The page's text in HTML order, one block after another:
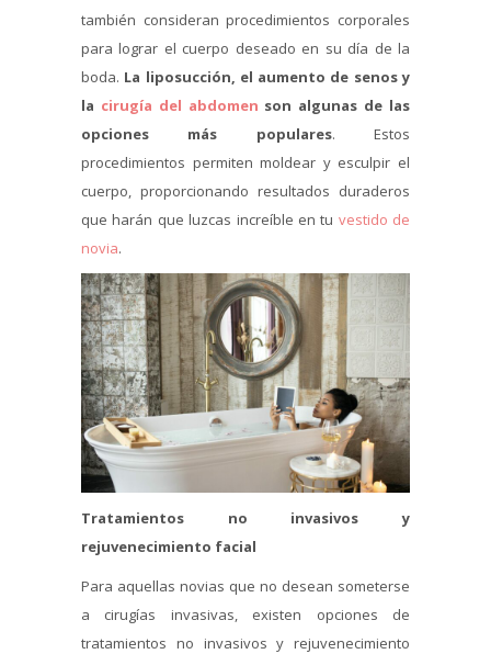
también consideran procedimientos corporales
para lograr el cuerpo deseado en su día de la
boda. La liposucción, el aumento de senos y
la cirugía del abdomen son algunas de las
opciones más populares. Estos
procedimientos permiten moldear y esculpir el
cuerpo, proporcionando resultados duraderos
que harán que luzcas increíble en tu vestido de
novia.
Tratamientos no invasivos y
rejuvenecimiento facial
Para aquellas novias que no desean someterse
a cirugías invasivas, existen opciones de
tratamientos no invasivos y rejuvenecimiento